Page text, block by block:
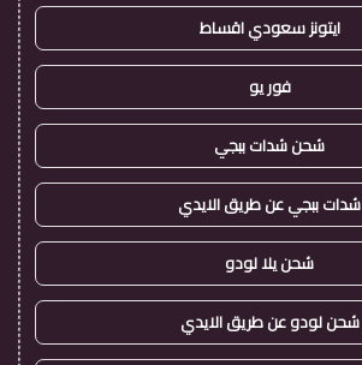
ايتونز سعودي اقساط
فور يو
شحن شدات ببجي
شدات ببجي عن طريق الايدي
شحن يلا لودو
شحن لودو عن طريق الايدي